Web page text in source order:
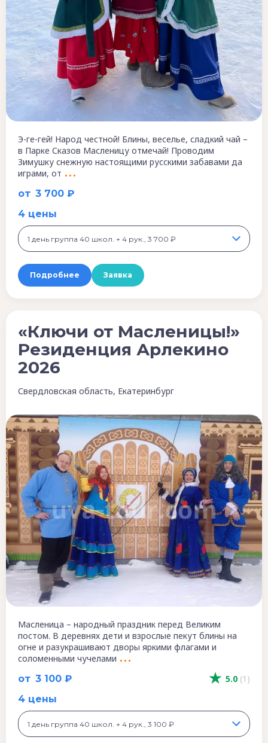
от 3 700 ₽
Э-ге-гей! Народ честной! Блины, веселье, сладкий чай –
в Парке Сказов Масленицу отмечай! Проводим
Зимушку снежную настоящими русскими забавами да
играми, от
4 цены
1 день группа 40 школ. + 4 рук., 3 700 ₽
Подробнее Заявка
5.0 (1)
от 3 100 ₽
«Ключи от Масленицы!»
Резиденция Арлекино
2026
Свердловская область, Екатеринбург
Масленица – народный праздник перед Великим
постом. В деревнях дети и взрослые пекут блины на
огне и разукрашивают дворы яркими флагами и
соломенными чучелами
4 цены
1 день группа 40 школ. + 4 рук., 3 100 ₽